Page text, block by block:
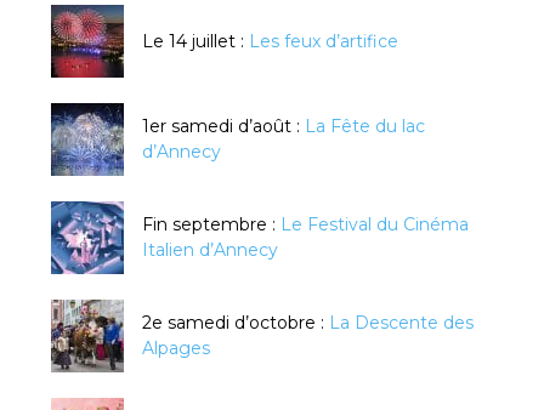
Le 14 juillet : Les feux d’artifice
1er samedi d’août : La Fête du lac
d’Annecy
Fin septembre : Le Festival du Cinéma
Italien d’Annecy
2e samedi d’octobre : La Descente des
Alpages